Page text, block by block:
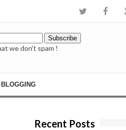
we don't spam !
BLOGGING
Recent Posts